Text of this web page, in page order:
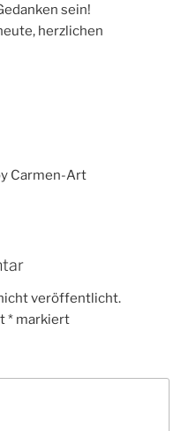
sein!
herzlichen
Carmen-Art
veröffentlicht.
* markiert